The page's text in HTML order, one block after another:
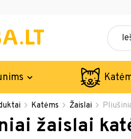
Katėms Žaislai
žaislai